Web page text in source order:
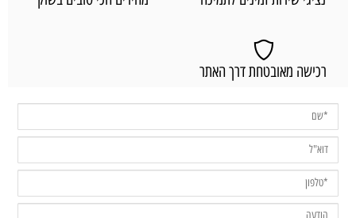
רכישה מאובטחת דרך האתר